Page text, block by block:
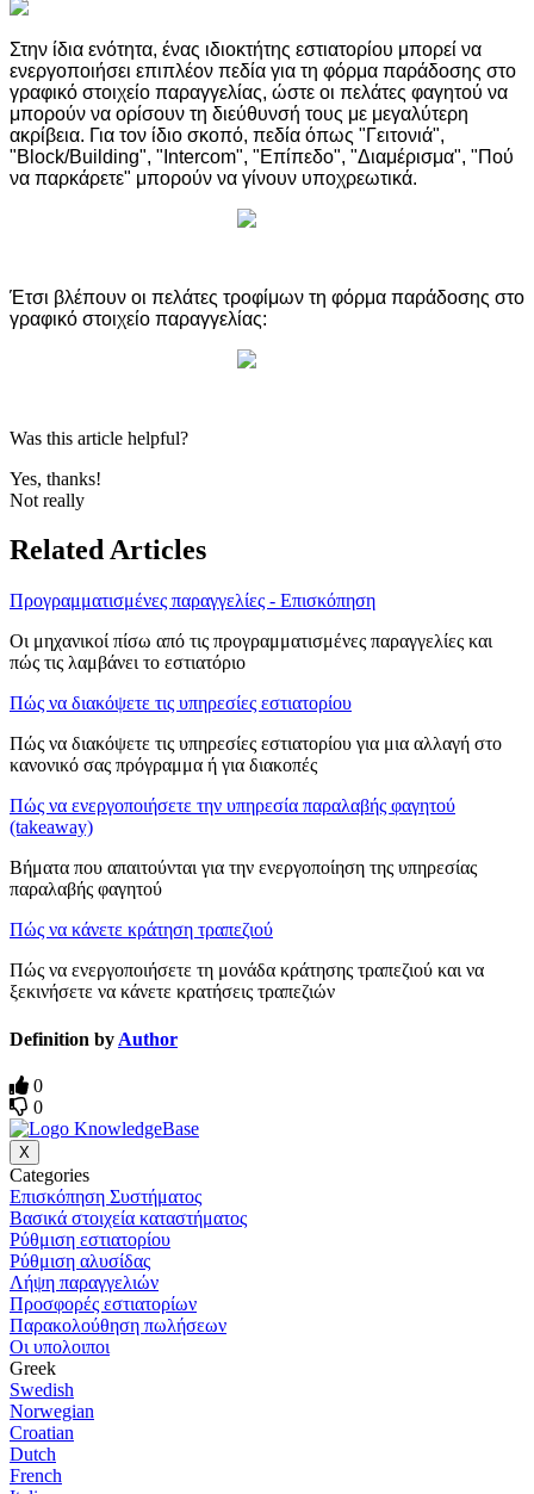
Στην ίδια ενότητα, ένας ιδιοκτήτης εστιατορίου μπορεί να
ενεργοποιήσει επιπλέον πεδία για τη φόρμα παράδοσης στο
γραφικό στοιχείο παραγγελίας, ώστε οι πελάτες φαγητού να
μπορούν να ορίσουν τη διεύθυνσή τους με μεγαλύτερη
ακρίβεια. Για τον ίδιο σκοπό, πεδία όπως "Γειτονιά",
"Block/Building", "Intercom", "Επίπεδο", "Διαμέρισμα", "Πού
να παρκάρετε" μπορούν να γίνουν υποχρεωτικά.
Έτσι βλέπουν οι πελάτες τροφίμων τη φόρμα παράδοσης στο
γραφικό στοιχείο παραγγελίας:
Was this article helpful?
Yes, thanks!
Not really
Related Articles
Προγραμματισμένες παραγγελίες - Επισκόπηση
Οι μηχανικοί πίσω από τις προγραμματισμένες παραγγελίες και
πώς τις λαμβάνει το εστιατόριο
Πώς να διακόψετε τις υπηρεσίες εστιατορίου
Πώς να διακόψετε τις υπηρεσίες εστιατορίου για μια αλλαγή στο
κανονικό σας πρόγραμμα ή για διακοπές
Πώς να ενεργοποιήσετε την υπηρεσία παραλαβής φαγητού
(takeaway)
Βήματα που απαιτούνται για την ενεργοποίηση της υπηρεσίας
παραλαβής φαγητού
Πώς να κάνετε κράτηση τραπεζιού
Πώς να ενεργοποιήσετε τη μονάδα κράτησης τραπεζιού και να
ξεκινήσετε να κάνετε κρατήσεις τραπεζιών
Definition by Author
0
0
X
Categories
Επισκόπηση Συστήματος
Βασικά στοιχεία καταστήματος
Ρύθμιση εστιατορίου
Ρύθμιση αλυσίδας
Λήψη παραγγελιών
Προσφορές εστιατορίων
Παρακολούθηση πωλήσεων
Οι υπολοιποι
Greek
Swedish
Norwegian
Croatian
Dutch
French